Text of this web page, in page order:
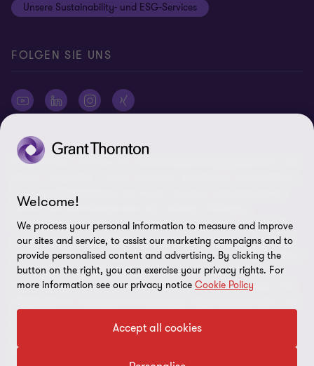
Cookie-Einstellungen
Unsere Sustainability- und ESG-Services
FOLGEN SIE UNS
© 2026 Grant Thornton AG Wirtschaftsprüfungsgesellschaft - Alle
unter der Mitgliedsfirmen der Grant Thornton International Ltd
(„GTIL“), je nach Kontext eine oder mehrere, Prüfungs-,
Steuerberatungs- und andere Beratungs-leistungen (insgesamt
„Leistungen“) für ihre Mandanten erbringen. Die Grant Thornton
AG Wirtschaftsprüfungsgesellschaft ist die deutsche Mitgliedsfirma
von GTIL. GTIL und deren Mitgliedsfirmen sind keine weltweite
Partnerschaft, sondern rechtlich selbständige Gesellschaften. Die
nicht tätige Dachorganisation erbringt GTIL keine Leistungen
gegenüber Mandanten. Sämtliche Bezeichnungen richten sich an
Welcome!
We process your personal information to measure and improve
our sites and service, to assist our marketing campaigns and to
provide personalised content and advertising. By clicking the
button on the right, you can exercise your privacy rights. For
more information see our privacy notice Cookie Policy
Accept all cookies